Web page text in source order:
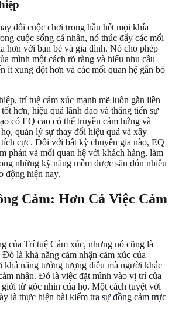
đổi cuộc chơi trong hầu hết mọi khía
cuộc sống cá nhân, nó thúc đẩy các mối
hơn với bạn bè và gia đình. Nó cho phép
mình một cách rõ ràng và hiểu nhu cầu
ít xung đột hơn và các mối quan hệ gắn bó
trí tuệ cảm xúc mạnh mẽ luôn gắn liền
hơn, hiệu quả lãnh đạo và thăng tiến sự
có EQ cao có thể truyền cảm hứng và
quản lý sự thay đổi hiệu quả và xây
cực. Đối với bất kỳ chuyên gia nào, EQ
phán và mối quan hệ với khách hàng, làm
những kỹ năng mềm được săn đón nhiều
động hiện nay.
Cảm: Hơn Cả Việc Cảm
của Trí tuệ Cảm xúc, nhưng nó cũng là
là khả năng cảm nhận cảm xúc của
khả năng tưởng tượng điều mà người khác
nhận. Đó là việc đặt mình vào vị trí của
từ góc nhìn của họ. Một cách tuyệt vời
là thực hiện bài kiểm tra sự đồng cảm trực